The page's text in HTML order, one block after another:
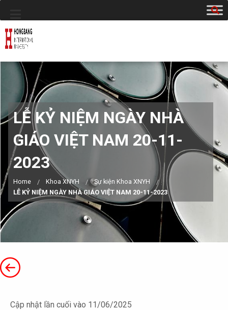
LỄ KỶ NIỆM NGÀY NHÀ
GIÁO VIỆT NAM 20-11-
2023
Home Khoa XNYH
Sự kiện Khoa XNYH
LỄ KỶ NIỆM NGÀY NHÀ GIÁO VIỆT NAM 20-11-2023
Cập nhật lần cuối vào 11/06/2025